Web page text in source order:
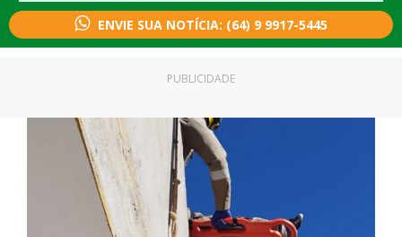
ENVIE SUA NOTÍCIA: (64) 9 9917-5445
PUBLICIDADE